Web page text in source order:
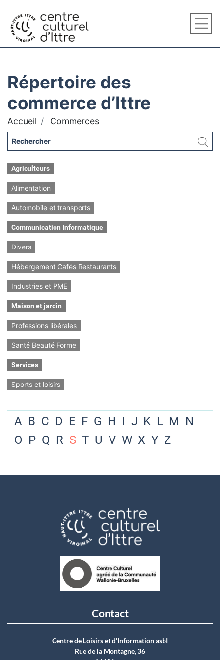
Répertoire des
commerce d’Ittre
Accueil Commerces
Agriculteurs
Alimentation
Automobile et transports
Communication Informatique
Divers
Hébergement Cafés Restaurants
Industries et PME
Maison et jardin
Professions libérales
Santé Beauté Forme
Services
Sports et loisirs
A B C D E F G H I J K L M N
O P Q R S T U V W X Y Z
Contact
Centre de Loisirs et d'Information asbI
Rue de la Montagne, 36